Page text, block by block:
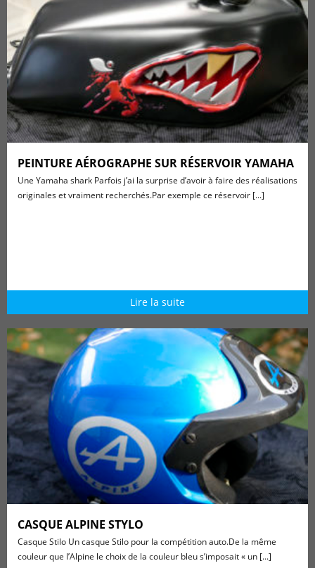
PEINTURE AÉROGRAPHE SUR RÉSERVOIR YAMAHA
Une Yamaha shark Parfois j’ai la surprise d’avoir à faire des réalisations
originales et vraiment recherchés.Par exemple ce réservoir [...]
Lire la suite
CASQUE ALPINE STYLO
Casque Stilo Un casque Stilo pour la compétition auto.De la même
couleur que l’Alpine le choix de la couleur bleu s’imposait « un [...]